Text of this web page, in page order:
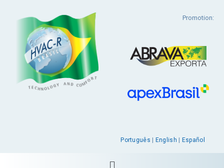
Promotion:
Português | English | Español